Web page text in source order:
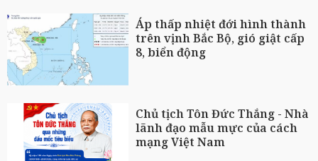
Áp thấp nhiệt đới hình thành
trên vịnh Bắc Bộ, gió giật cấp
8, biển động
Chủ tịch Tôn Đức Thắng - Nhà
lãnh đạo mẫu mực của cách
mạng Việt Nam